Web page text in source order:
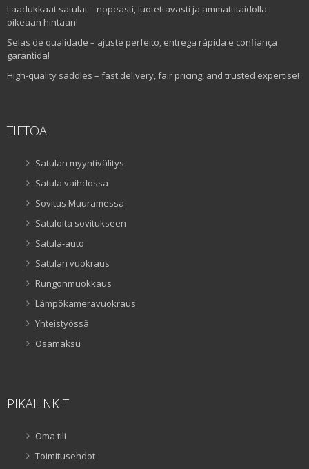
Laadukkaat satulat – nopeasti, luotettavasti ja ammattitaidolla
oikeaan hintaan!
Selas de qualidade – ajuste perfeito, entrega rápida e confiança
garantida!
High-quality saddles – fast delivery, fair pricing, and trusted expertise!
TIETOA
Satulan myyntivälitys
Satula vaihdossa
Sovitus Muuramessa
Satuloita sovitukseen
Satula-auto
Satulan vuokraus
Rungonmuokkaus
Lämpökameravuokraus
Yhteistyössä
Osamaksu
PIKALINKIT
Oma tili
Toimitusehdot